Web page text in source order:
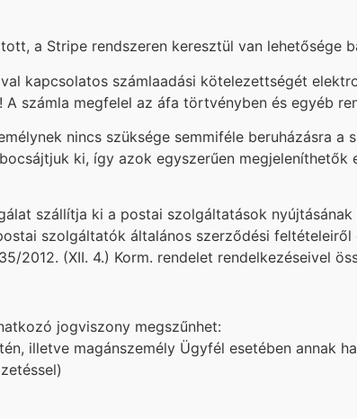
a Stripe rendszeren keresztül van lehetősége
kapcsolatos számlaadási kötelezettségét
számla megfelel az áfa törtvényben és egyéb
nincs szüksége semmiféle beruházásra a
ki, így azok egyszerűen
szállítja ki a postai szolgáltatások
szolgáltatók általános szerződési
2012. (XII. 4.) Korm. rendelet rendelkezéseivel
jogviszony megszűnhet:
illetve magánszemély Ügyfél esetében annak